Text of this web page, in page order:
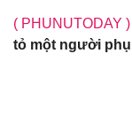
( PHUNUTODAY )
tỏ một người